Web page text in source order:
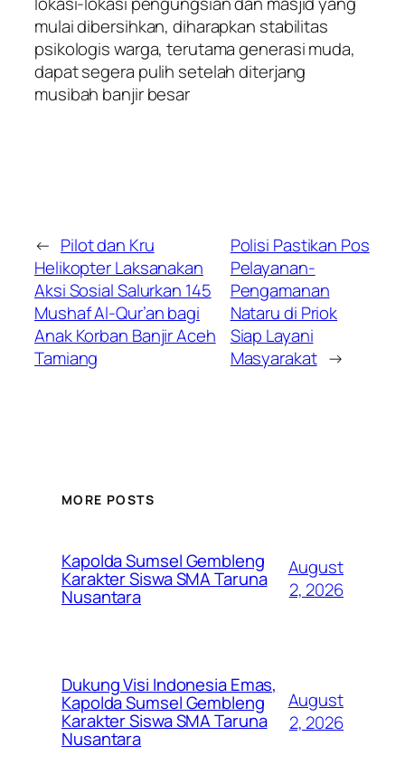
mulai dibersihkan, diharapkan stabilitas
psikologis warga, terutama generasi muda,
dapat segera pulih setelah diterjang
musibah banjir besar
← Pilot dan Kru
Helikopter Laksanakan
Aksi Sosial Salurkan 145
Mushaf Al-Qur’an bagi
Anak Korban Banjir Aceh
Tamiang
Polisi Pastikan Pos
Pelayanan-
Pengamanan
Nataru di Priok
Siap Layani
Masyarakat →
MORE POSTS
Kapolda Sumsel Gembleng
Karakter Siswa SMA Taruna
Nusantara
August
2, 2026
Dukung Visi Indonesia Emas,
Kapolda Sumsel Gembleng
Karakter Siswa SMA Taruna
Nusantara
August
2, 2026